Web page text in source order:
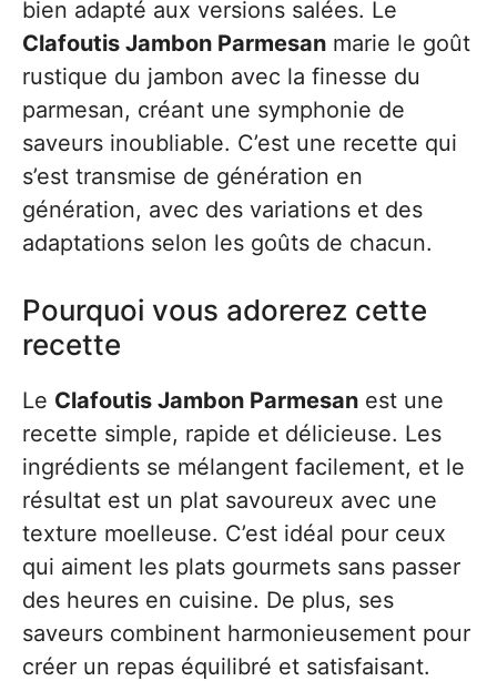
bien adapté aux versions salées. Le
Clafoutis Jambon Parmesan marie le goût
rustique du jambon avec la finesse du
parmesan, créant une symphonie de
saveurs inoubliable. C’est une recette qui
s’est transmise de génération en
génération, avec des variations et des
adaptations selon les goûts de chacun.
Pourquoi vous adorerez cette
recette
Le Clafoutis Jambon Parmesan est une
recette simple, rapide et délicieuse. Les
ingrédients se mélangent facilement, et le
résultat est un plat savoureux avec une
texture moelleuse. C’est idéal pour ceux
qui aiment les plats gourmets sans passer
des heures en cuisine. De plus, ses
saveurs combinent harmonieusement pour
créer un repas équilibré et satisfaisant.